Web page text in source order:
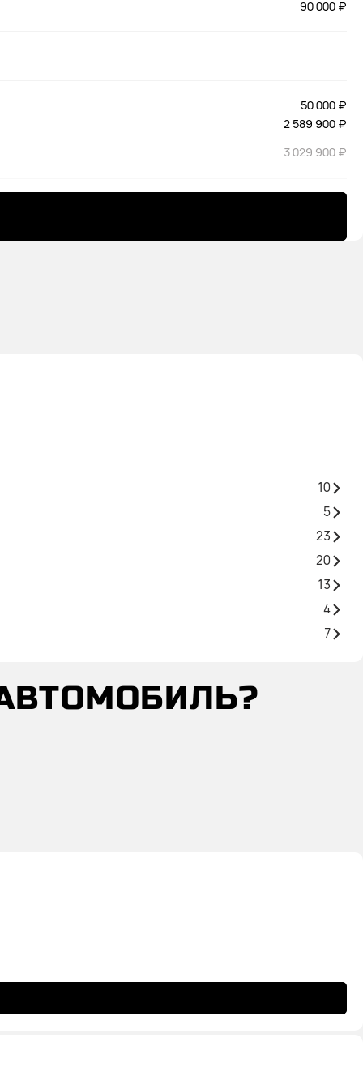
90 000 ₽
50 000 ₽
2 589 900 ₽
3 029 900 ₽
10
5
23
20
13
4
7